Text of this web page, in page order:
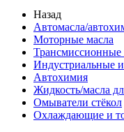
Назад
Автомасла/
Моторные масла
Трансмиссионные
Индустриальные
Автохимия
Жидкость/масла
Омыватели стёкол
Охлаждающие и